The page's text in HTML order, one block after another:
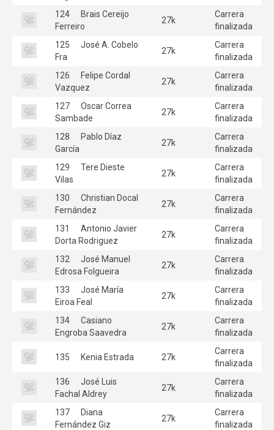
124
Brais Cereijo
Ferreiro
27k
Carrera
finalizada
125
José A. Cobelo
Fra
27k
Carrera
finalizada
126
Felipe Cordal
Vazquez
27k
Carrera
finalizada
127
Oscar Correa
Sambade
27k
Carrera
finalizada
128
Pablo Díaz
García
27k
Carrera
finalizada
129
Tere Dieste
Vilas
27k
Carrera
finalizada
130
Christian Docal
Fernández
27k
Carrera
finalizada
131
Antonio Javier
Dorta Rodriguez
27k
Carrera
finalizada
132
José Manuel
Edrosa Folgueira
27k
Carrera
finalizada
133
José María
Eiroa Feal
27k
Carrera
finalizada
134
Casiano
Engroba Saavedra
27k
Carrera
finalizada
135 Kenia Estrada 27k
Carrera
finalizada
136
José Luis
Fachal Aldrey
27k
Carrera
finalizada
137
Diana
Fernández Giz
27k
Carrera
finalizada